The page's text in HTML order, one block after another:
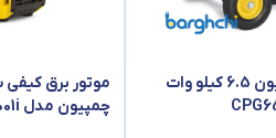
موتور برق چمپیون 6.5 کیلو وات
چمپیون مدل 92001i